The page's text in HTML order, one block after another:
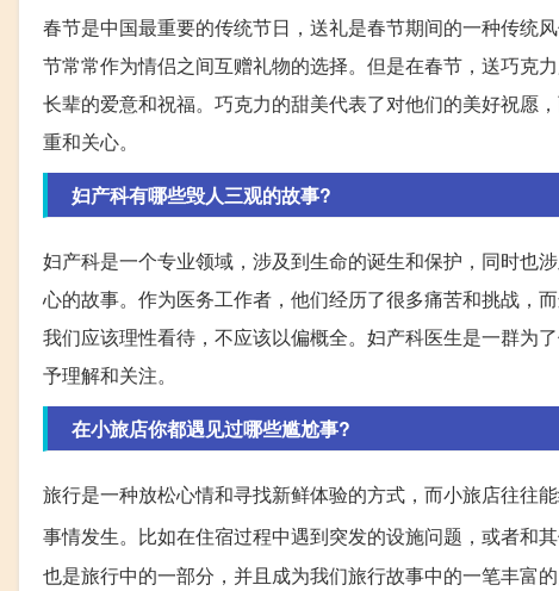
春节是中国最重要的传统节日，送礼是春节期间的一种传统
节常常作为情侣之间互赠礼物的选择。但是在春节，送巧克
长辈的爱意和祝福。巧克力的甜美代表了对他们的美好祝愿
重和关心。
妇产科有哪些毁人三观的故事?
妇产科是一个专业领域，涉及到生命的诞生和保护，同时也
心的故事。作为医务工作者，他们经历了很多痛苦和挑战，
我们应该理性看待，不应该以偏概全。妇产科医生是一群为
予理解和关注。
在小旅店你都遇见过哪些尴尬事?
旅行是一种放松心情和寻找新鲜体验的方式，而小旅店往往
事情发生。比如在住宿过程中遇到突发的设施问题，或者和
也是旅行中的一部分，并且成为我们旅行故事中的一笔丰富的